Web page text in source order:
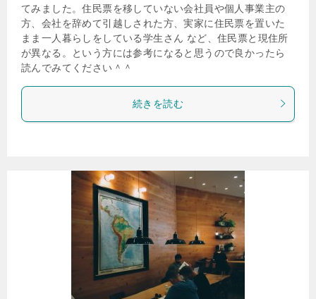
てみました。住民票を移していない会社員や個人事業主の
方、会社を辞めて引越しされた方、実家に住民票を置いた
まま一人暮らしをしている学生さん など、住民票と現住所
が異なる。という方には参考になると思うので良かったら
読んでみてください＾＾
続きを読む